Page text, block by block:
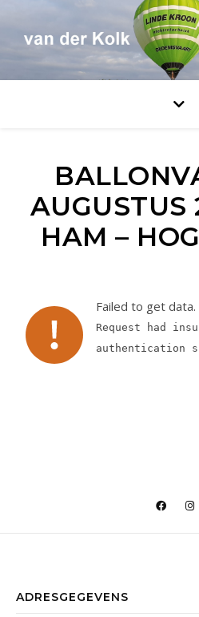
AUGUSTUS
HAM –
Failed to get data.
Request had
authentication
ADRESGEGEVENS